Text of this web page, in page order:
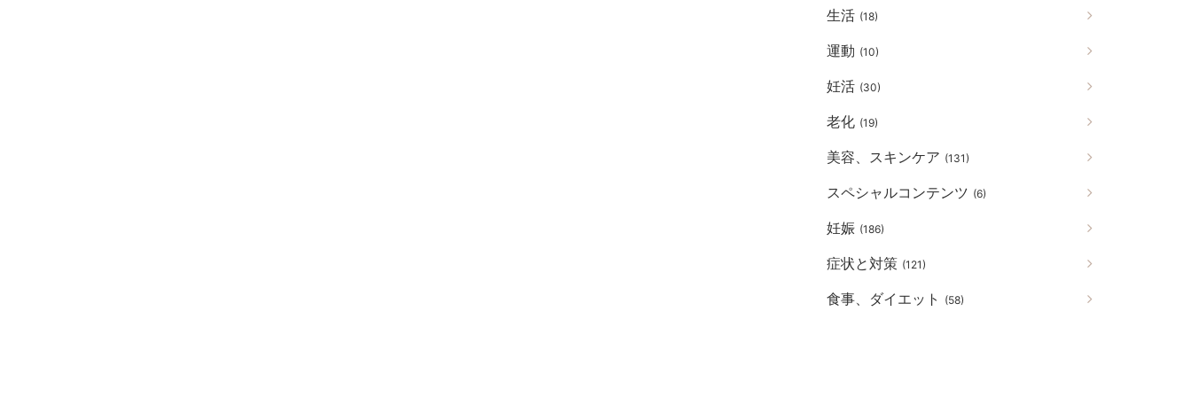
生活 (18)
運動 (10)
妊活 (30)
老化 (19)
美容、スキンケア (131)
スペシャルコンテンツ (6)
妊娠 (186)
症状と対策 (121)
食事、ダイエット (58)